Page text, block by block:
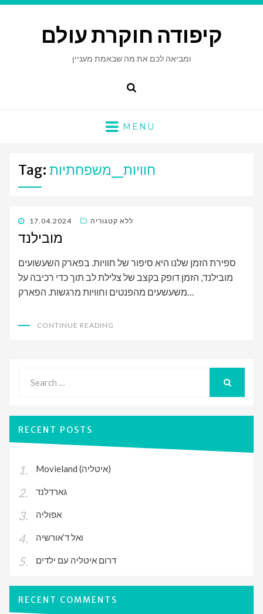
קיפודה חוקרת עולם
ומביאה לכם את מה שבאמת מעניין
Search
MENU
Tag: חוויות_משפחתיות
POSTED
17.04.2024 ללא קטגוריה
מובילנד
ספירת הזמן שלנו היא סיפור של חוויות. בפארק השעשועים
מובילנד, הזמן דופק בקצב של צלילת לב תוך כדי רכיבה על
משעשעים מהפנטים וחוויות מרגשות. הפארק…
CONTINUE READING
for:
RECENT POSTS
Movieland (איטליה)
גארדלנד
אפוליה
ואל ד’אורשיה
דרום איטליה עם ילדים
RECENT COMMENTS